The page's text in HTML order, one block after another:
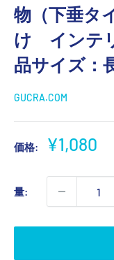
物（下垂
け インテ
品サイズ：
GUCRA.COM
価格:
販
価
格
¥1,080
量: